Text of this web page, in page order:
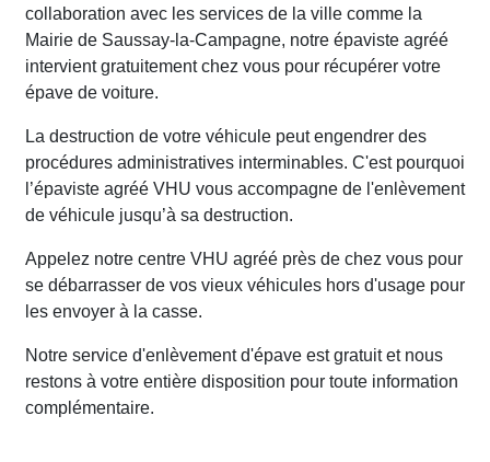
collaboration avec les services de la ville comme la
Mairie de Saussay-la-Campagne, notre épaviste agréé
intervient gratuitement chez vous pour récupérer votre
épave de voiture.
La destruction de votre véhicule peut engendrer des
procédures administratives interminables. C'est pourquoi
l’épaviste agréé VHU vous accompagne de l'enlèvement
de véhicule jusqu’à sa destruction.
Appelez notre centre VHU agréé près de chez vous pour
se débarrasser de vos vieux véhicules hors d'usage pour
les envoyer à la casse.
Notre service d'enlèvement d'épave est gratuit et nous
restons à votre entière disposition pour toute information
complémentaire.